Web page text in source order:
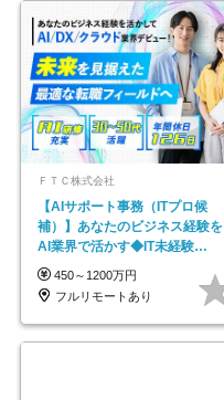
ＦＴＣ株式会社
【AIサポート事務（ITプロ候
補）】あなたのビジネス経験を
AI業界で活かす◆IT未経験
OK◆目指せるコンサル
450～1200万円
フルリモートあり